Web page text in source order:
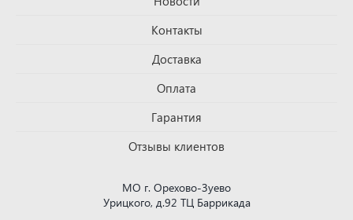
Контакты
Доставка
Оплата
Гарантия
Отзывы клиентов
МО г. Орехово-Зуево
Урицкого, д.92 ТЦ Баррикада